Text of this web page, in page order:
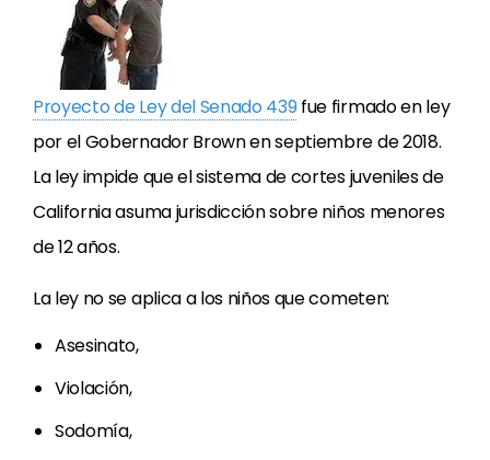
Proyecto de Ley del Senado 439fue firmado en ley
por el Gobernador Brown en septiembre de 2018.
La ley impide que el sistema de cortes juveniles de
California asuma jurisdicción sobre niños menores
de 12 años.
La ley no se aplica a los niños que cometen:
Asesinato,
Violación,
Sodomía,